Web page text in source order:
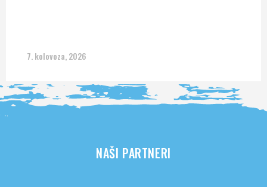
7. kolovoza, 2026
NAŠI PARTNERI